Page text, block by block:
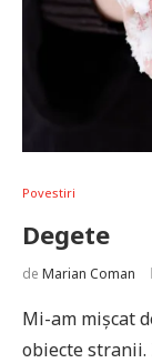
Povestiri
Degete
de Marian Coman
Mi-am mişcat
obiecte stranii.